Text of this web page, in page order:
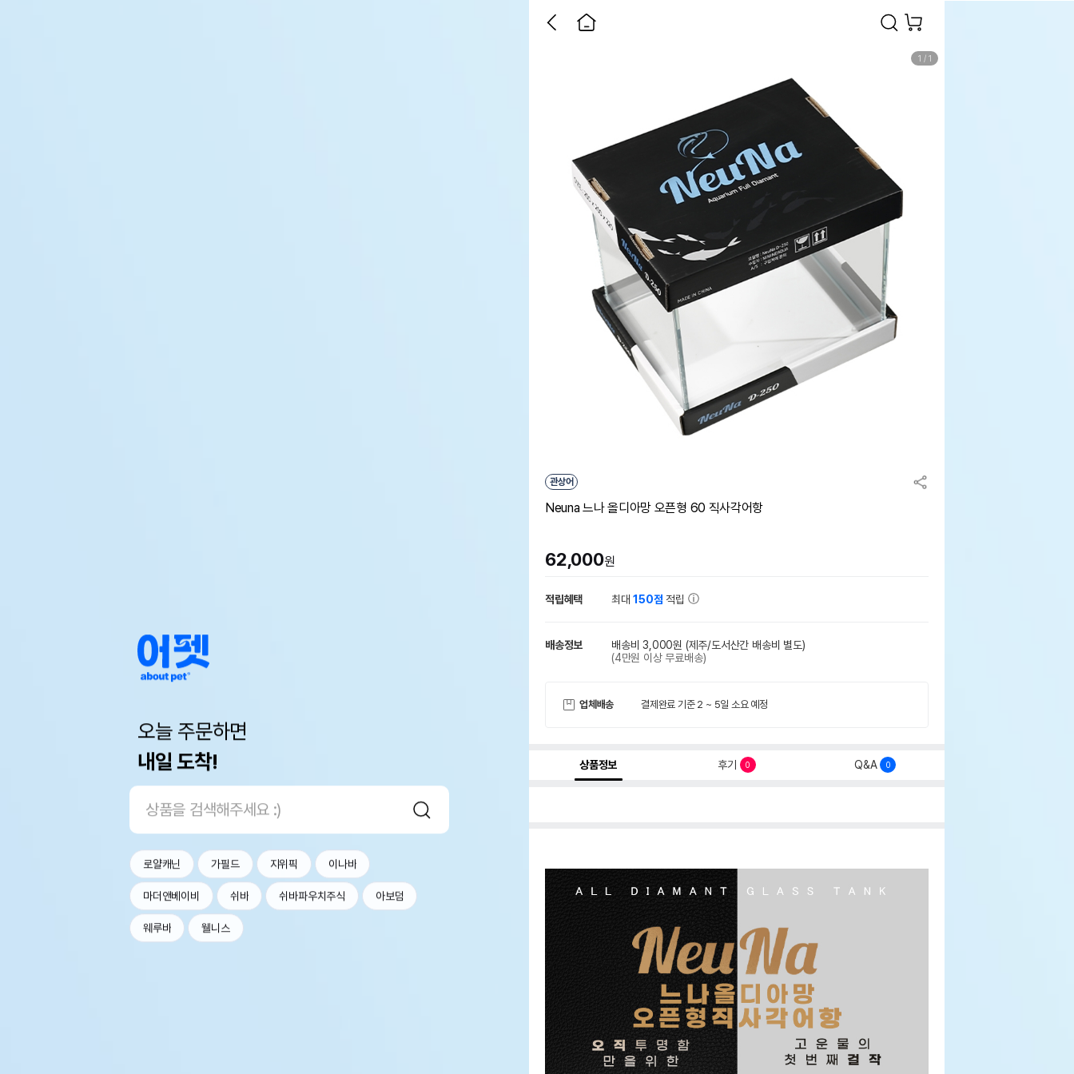
오늘 주문하면
내일 도착!
로얄캐닌 가필드 지위픽 이나바
마더앤베이비 쉬바 쉬바파우치주식 아보덤
웨루바 웰니스
1 / 1
관상어
Neuna 느나 올디아망 오픈형 60 직사각어항
62,000원
적립혜택 최대150점 적립
배송정보 배송비 3,000원 (제주/도서산간 배송비 별도)
(4만원 이상 무료배송)
업체배송 결제완료 기준 2 ~ 5일 소요 예정
상품정보 후기 0 Q&A 0